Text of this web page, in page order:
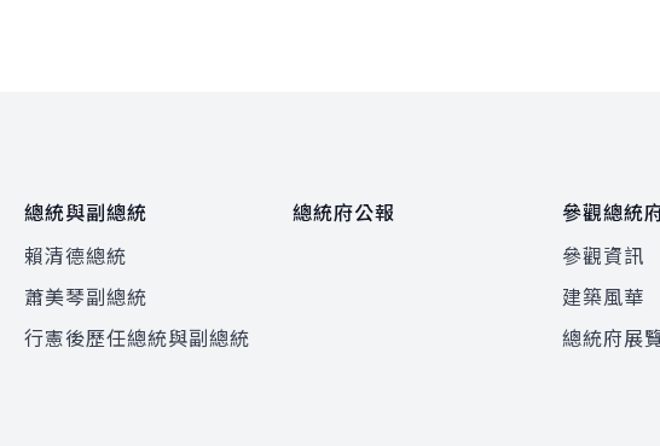
總統與副總統
賴清德總統
蕭美琴副總統
行憲後歷任總統與副總統
總統府公報
參觀總統
參觀資訊
建築風華
總統府展